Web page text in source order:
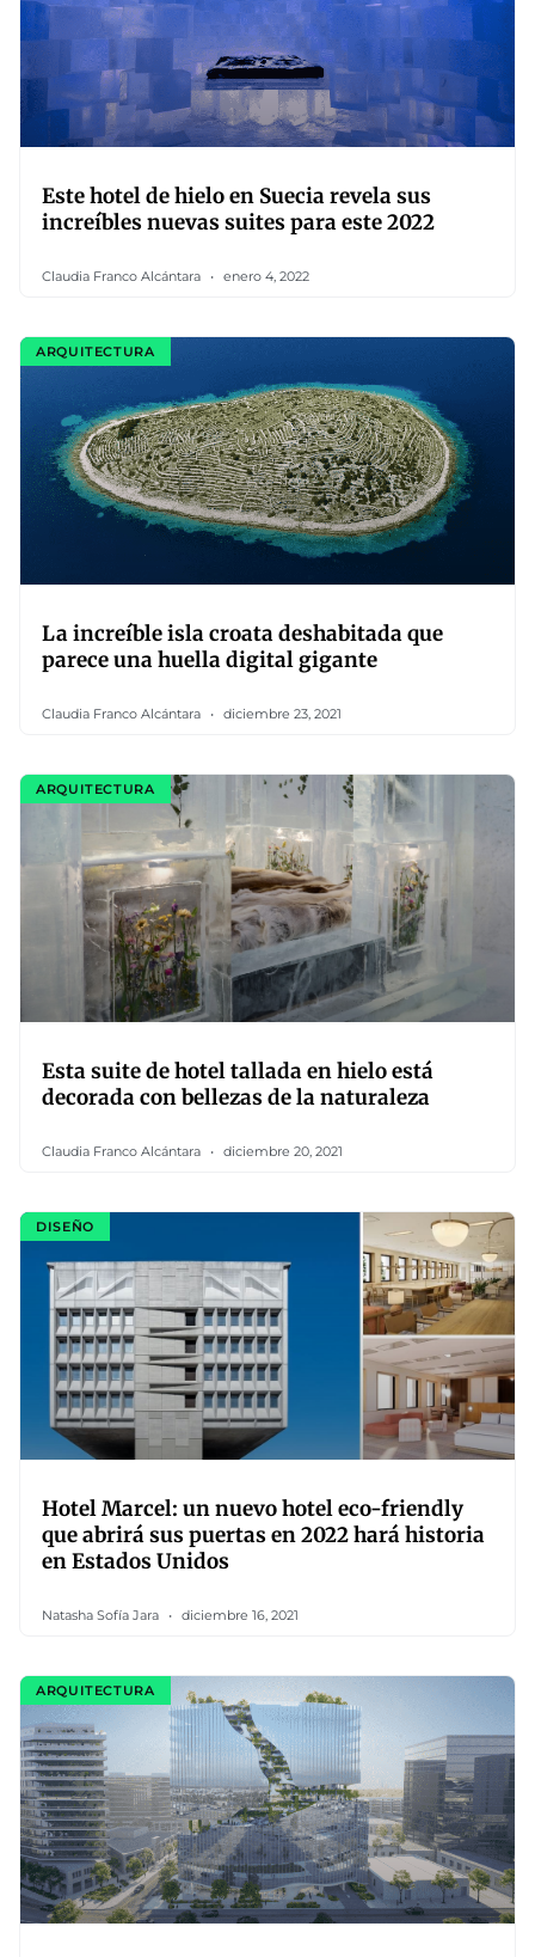
Este hotel de hielo en Suecia revela sus
increíbles nuevas suites para este 2022
Claudia Franco Alcántara enero 4, 2022
ARQUITECTURA
La increíble isla croata deshabitada que
parece una huella digital gigante
Claudia Franco Alcántara diciembre 23, 2021
ARQUITECTURA
Esta suite de hotel tallada en hielo está
decorada con bellezas de la naturaleza
Claudia Franco Alcántara diciembre 20, 2021
DISEÑO
Hotel Marcel: un nuevo hotel eco-friendly
que abrirá sus puertas en 2022 hará historia
en Estados Unidos
Natasha Sofía Jara diciembre 16, 2021
ARQUITECTURA